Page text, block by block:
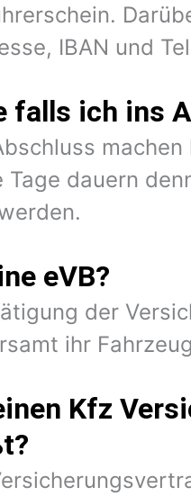
IBAN und
falls ich ins
dauern
eVB?
der
ihr
Kfz